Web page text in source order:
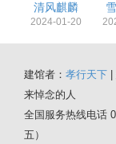
清风麒麟
2024-01-20
建馆者： 孝行天下
来悼念的人
全国服务热线电话
五）